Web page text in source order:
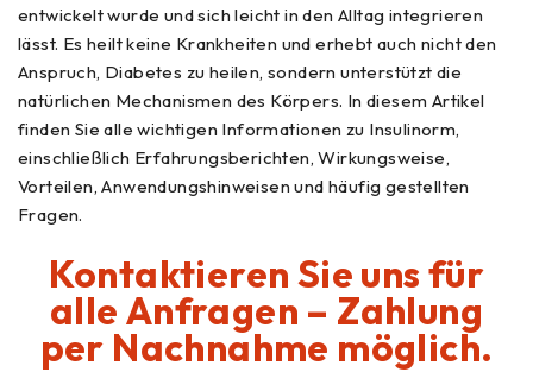
entwickelt wurde und sich leicht in den Alltag integrieren
lässt. Es heilt keine Krankheiten und erhebt auch nicht den
Anspruch, Diabetes zu heilen, sondern unterstützt die
natürlichen Mechanismen des Körpers. In diesem Artikel
finden Sie alle wichtigen Informationen zu Insulinorm,
einschließlich Erfahrungsberichten, Wirkungsweise,
Vorteilen, Anwendungshinweisen und häufig gestellten
Fragen.
Kontaktieren Sie uns für
alle Anfragen – Zahlung
per Nachnahme möglich.